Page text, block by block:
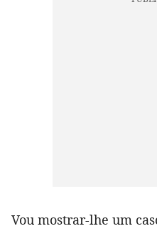
Vou mostrar-lhe um